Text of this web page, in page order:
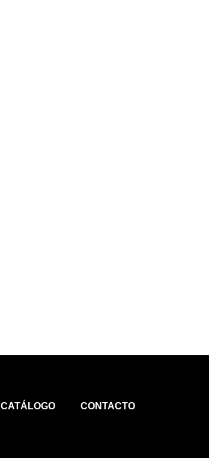
CATÁLOGO CONTACTO